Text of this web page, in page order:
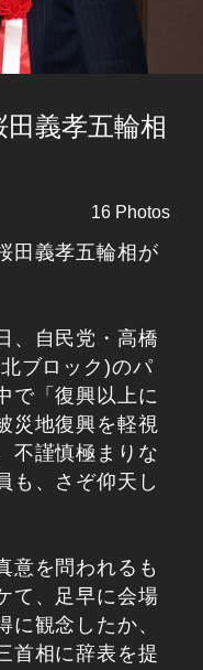
義孝五輪相
16 Photos
田義孝五輪相が
、自民党・高橋
ブロック)のパ
で「復興以上に
災地復興を軽視
不謹慎極まりな
も、さぞ仰天し
意を問われるも
て、足早に会場
に観念したか、
首相に辞表を提